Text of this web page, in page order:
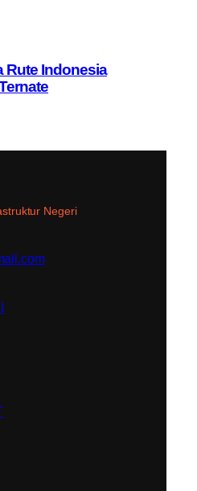
Rute Indonesia
Negeri